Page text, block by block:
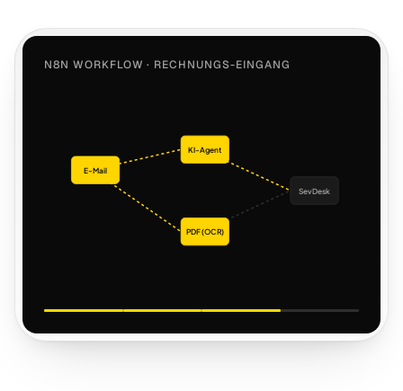
N8N WORKFLOW · RECHNUNGS-EINGANG
E-Mail
KI-Agent
PDF (OCR)
SevDesk